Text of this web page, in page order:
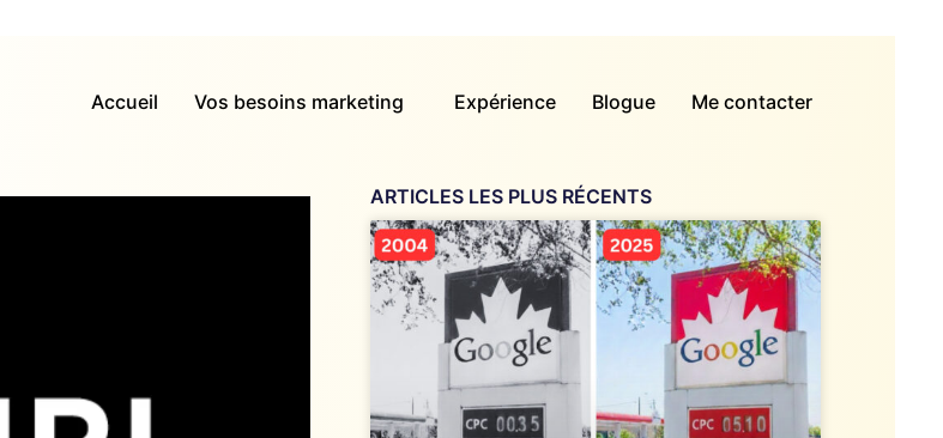
Accueil Vos besoins marketing Expérience Blogue Me contacter
ARTICLES LES PLUS RÉCENTS